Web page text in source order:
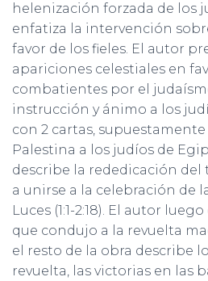
helenización forzada de los
enfatiza la intervención
favor de los fieles. El autor
apariciones celestiales en
combatientes por el
instrucción y ánimo a los
con 2 cartas,
Palestina a los judíos de
describe la rededicación del
a unirse a la celebración de
Luces (1:1-2:18). El autor
que condujo a la revuelta
el resto de la obra describe
revuelta, las victorias en las